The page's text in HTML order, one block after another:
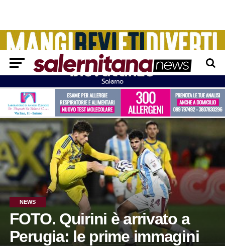
NEWS
FOTO. Quirini è arrivato a
Perugia: le prime immagini